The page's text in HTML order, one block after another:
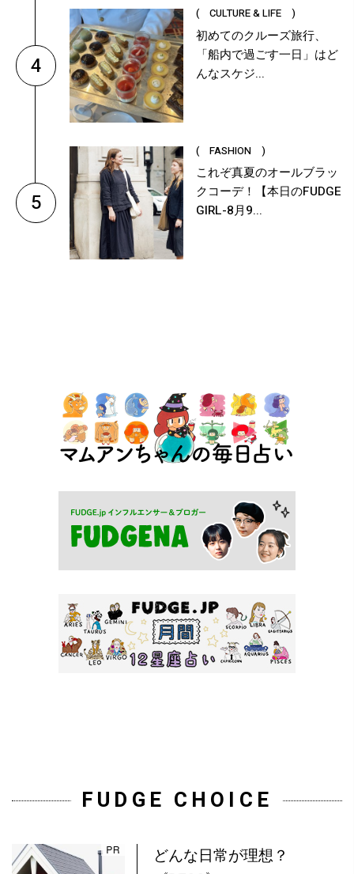
4
( CULTURE & LIFE )
初めてのクルーズ旅行、
「船内で過ごす一日」はど
んなスケジ...
5
( FASHION )
これぞ真夏のオールブラッ
クコーデ！【本日のFUDGE
GIRL-8月9...
FUDGE CHOICE
どんな日常が理想？